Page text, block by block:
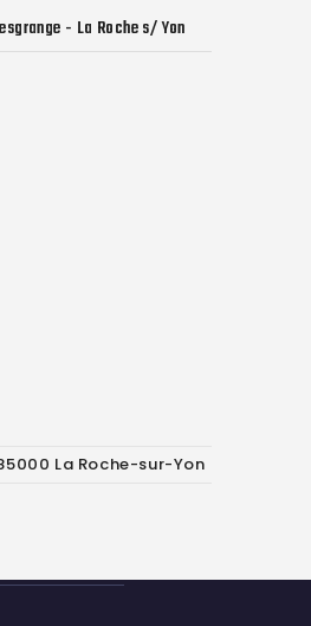
- La Roche s/ Yon
La Roche-sur-Yon